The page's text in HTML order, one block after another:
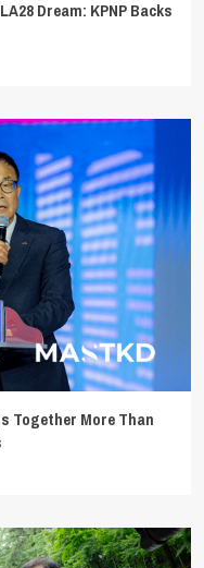
Dream: KPNP Backs
Together More Than